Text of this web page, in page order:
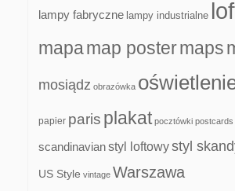
lampy fabryczne lampy industrialne
mapamap postermaps
mosiądz obrazówka
papier paris plakat pocztówki postcards
scandinavianstyl loftowystyl
US Style vintage Warszawa